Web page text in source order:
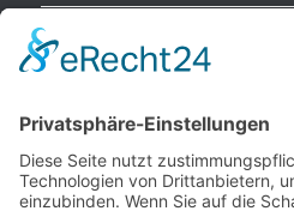
NEUESTE BEITRÄGE
Finanzierungslücken entlarvt: So
Überraschungen bei